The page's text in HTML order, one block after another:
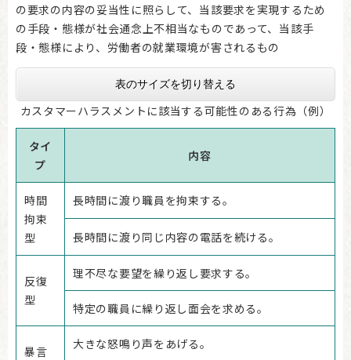
の要求の内容の妥当性に照らして、当該要求を実現するため
の手段・態様が社会通念上不相当なものであって、当該手
段・態様により、労働者の就業環境が害されるもの
表のサイズを切り替える
カスタマーハラスメントに該当する可能性のある行為（例）
タイ
プ
内容
時間
拘束
型
長時間に渡り職員を拘束する。
長時間に渡り同じ内容の電話を続ける。
反復
型
理不尽な要望を繰り返し要求する。
特定の職員に繰り返し面会を求める。
暴言
大きな怒鳴り声をあげる。